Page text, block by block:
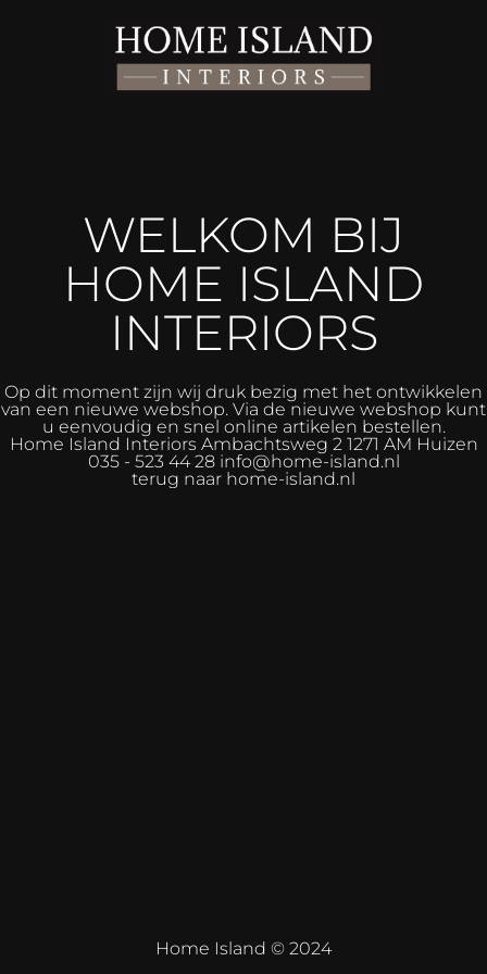
WELKOM BIJ
HOME ISLAND
INTERIORS
Op dit moment zijn wij druk bezig met het ontwikkelen
van een nieuwe webshop. Via de nieuwe webshop kunt
u eenvoudig en snel online artikelen bestellen.
Home Island Interiors Ambachtsweg 2 1271 AM Huizen
035 - 523 44 28 info@home-island.nl
terug naar home-island.nl
Home Island © 2024